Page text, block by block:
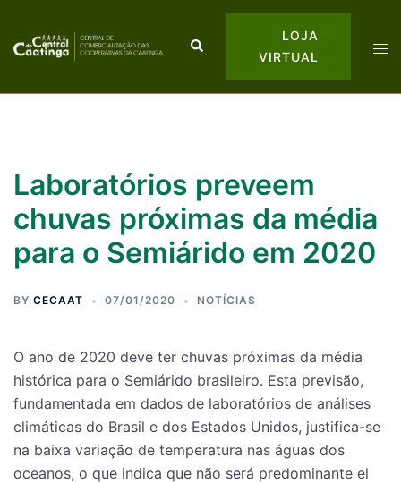
LOJA
VIRTUAL
Laboratórios preveem
chuvas próximas da média
para o Semiárido em 2020
BY CECAAT 07/01/2020 NOTÍCIAS
O ano de 2020 deve ter chuvas próximas da média
histórica para o Semiárido brasileiro. Esta previsão,
fundamentada em dados de laboratórios de análises
climáticas do Brasil e dos Estados Unidos, justifica-se
na baixa variação de temperatura nas águas dos
oceanos, o que indica que não será predominante el